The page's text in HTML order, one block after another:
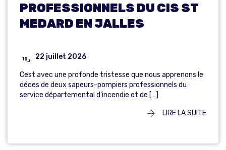
PROFESSIONNELS DU CIS ST
MEDARD EN JALLES
22 juillet 2026
Cest avec une profonde tristesse que nous apprenons le
déces de deux sapeurs-pompiers professionnels du
service départemental d’incendie et de […]
LIRE LA SUITE